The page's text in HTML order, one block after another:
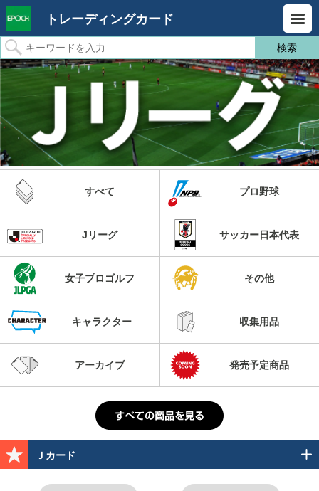
トレーディングカード
すべて プロ野球
Jリーグ サッカー日本代表
女子プロゴルフ その他
キャラクター 収集用品
アーカイブ 発売予定商品
Ｊカード